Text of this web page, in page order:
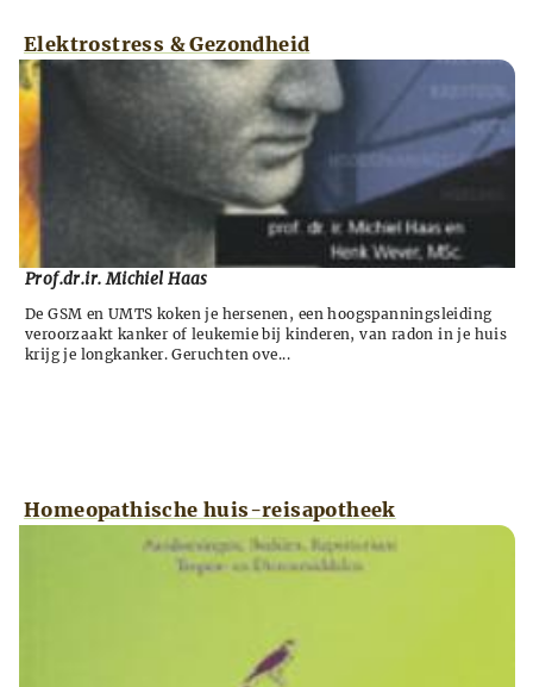
Elektrostress & Gezondheid
Prof.dr.ir. Michiel Haas
De GSM en UMTS koken je hersenen, een hoogspanningsleiding
veroorzaakt kanker of leukemie bij kinderen, van radon in je huis
krijg je longkanker. Geruchten ove...
Homeopathische huis-reisapotheek